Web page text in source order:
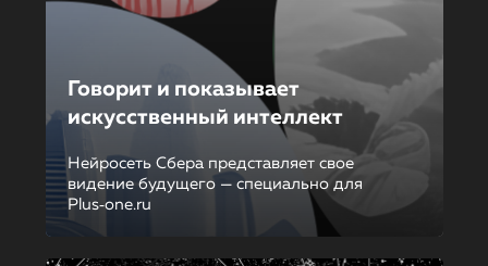
Говорит и показывает
искусственный интеллект
Нейросеть Сбера представляет свое
видение будущего — специально для
Plus‑one.ru